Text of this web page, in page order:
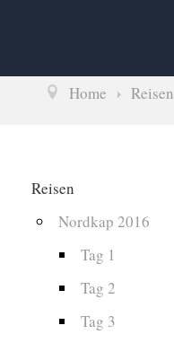
Home Reisen
Reisen
Nordkap 2016
Tag 1
Tag 2
Tag 3